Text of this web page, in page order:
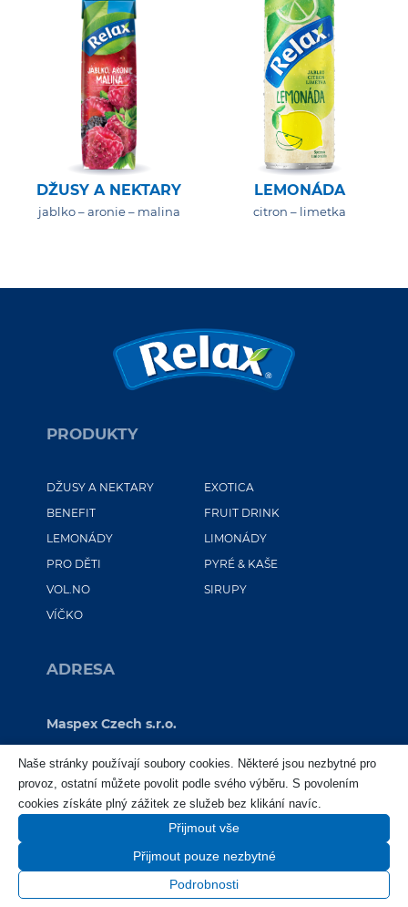
UKÁŽ VŠETKY PRÍCHUTE
DŽUSY A NEKTARY
jablko – aronie – malina
LEMONÁDA
citron – limetka
PRODUKTY
DŽUSY A NEKTARY
EXOTICA
BENEFIT
FRUIT DRINK
LEMONÁDY
LIMONÁDY
PRO DĚTI
PYRÉ & KAŠE
VOL.NO
SIRUPY
VÍČKO
ADRESA
Maspex Czech s.r.o.
Praha 8 – Karlín
186 00
IČ: 25716379
IČ DPH: CZ25716379
Naše stránky používají soubory cookies. Některé jsou nezbytné pro
provoz, ostatní můžete povolit podle svého výběru. S povolením
cookies získáte plný zážitek ze služeb bez klikání navíc.
Přijmout vše
Přijmout pouze nezbytné
Podrobnosti